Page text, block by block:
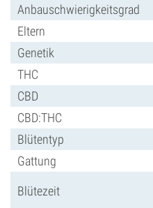
Anbauschwierigkeitsgrad
Eltern
Genetik
THC
CBD
CBD:THC
Blütentyp
Gattung
Blütezeit